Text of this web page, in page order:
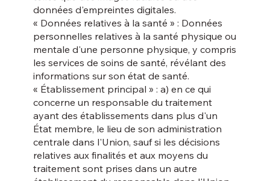
données d'empreintes digitales.
« Données relatives à la santé » : Données
personnelles relatives à la santé physique ou
mentale d'une personne physique, y compris
les services de soins de santé, révélant des
informations sur son état de santé.
« Établissement principal » : a) en ce qui
concerne un responsable du traitement
ayant des établissements dans plus d'un
État membre, le lieu de son administration
centrale dans l'Union, sauf si les décisions
relatives aux finalités et aux moyens du
traitement sont prises dans un autre